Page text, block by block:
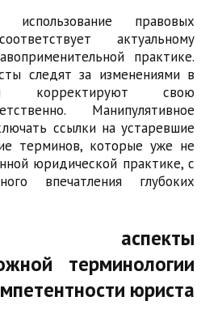
использование правовых
актуальному
практике.
следят за изменениями в
и корректируют свою
Манипулятивное
ссылки на устаревшие
терминов, которые уже не
юридической практике, с
впечатления глубоких
аспекты
терминологии
юриста